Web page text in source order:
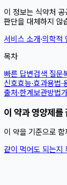
이 정보는 식약처
판단을 대체하지 않
서비스 소개·의학적
목차
빠른 답변검색 질문
신호효능·효과용법·
출처·한계보관방법
이 약과 영양제를
이 약을 기준으로
같이 먹어도 되는지